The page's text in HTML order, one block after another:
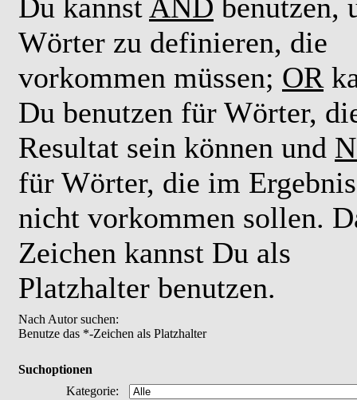
Du kannst AND benutzen,
Wörter zu definieren, die
vorkommen müssen; OR
Du benutzen für Wörter,
Resultat sein können und
für Wörter, die im Ergebnis
nicht vorkommen sollen.
Zeichen kannst Du als
Platzhalter benutzen.
Nach Autor suchen:
Benutze das *-Zeichen als Platzhalter
Suchoptionen
Kategorie: